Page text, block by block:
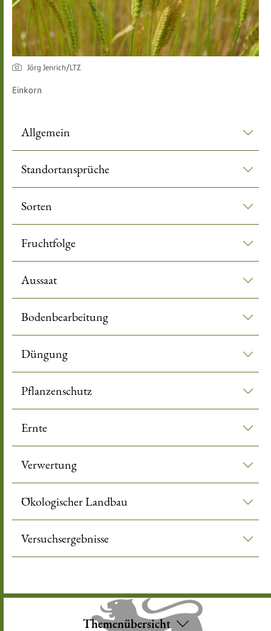
Jörg Jenrich/LTZ
Einkorn
Allgemein
Standortansprüche
Sorten
Fruchtfolge
Aussaat
Bodenbearbeitung
Düngung
Pflanzenschutz
Ernte
Verwertung
Ökologischer Landbau
Versuchsergebnisse
Themenübersicht